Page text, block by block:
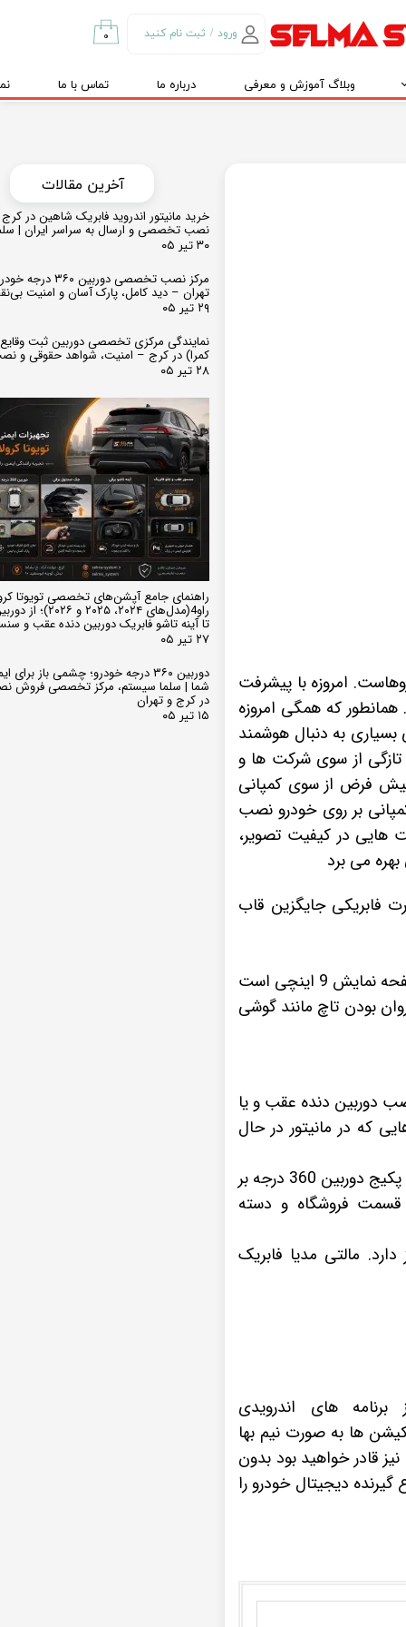
ورود / ثبت نام کنید
تغییر گذر واژه
۰
وبلاگ آموزش و معرفی درباره ما تماس با ما
امروزه با پیشرفت
همانطور که همگی امروزه
بسیاری به دنبال هوشمند
از سوی شرکت ها و
فرض از سوی کمپانی
بر روی خودرو نصب
هایی در کیفیت تصویر،
می برد
است که به صورت فابریکی جایگزین قاب
همانطور که در بالا اشاره کردیم، مانیتور اندروید فابریکی خودروی هیوندای النترا 2014 دارای صفحه نمایش 9 اینچی است
بودن تاچ مانند گوشی
دوربین دنده عقب و یا
که در مانیتور در حال
دوربین 360 درجه
بر
قسمت فروشگاه و دسته
مالتی مدیا فابریک
های اندرویدی
ها به صورت نیم بها
قادر خواهید بود بدون
گیرنده دیجیتال خودرو را
خرید مانیتور اندروید فابریک شاهین در
نصب تخصصی و ارسال به سراسر ایران |
۳۰ تیر ۰۵
مرکز نصب تخصصی
تهران – دید کامل، پارک آسان و امنیت
۲۹ تیر ۰۵
نمایندگی مرکزی تخصصی دوربین ثبت
کمرا) در کرج – امنیت، شواهد حقوقی و
۲۸ تیر ۰۵
راهنمای جامع آپشن‌های تخصصی تویوتا
تا آینه تاشو فابریک دوربین دنده عقب و
۲۷ تیر ۰۵
دوربین ۳۶۰ درجه خودرو؛ چشمی باز
شما | سلما سیستم، مرکز تخصصی فروش
در کرج و تهران
۱۵ تیر ۰۵
​​آخرین مقالات